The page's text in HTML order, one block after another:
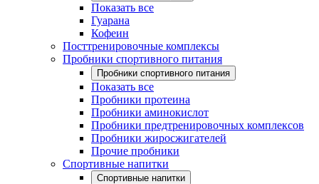
Показать все
Гуарана
Кофеин
Посттренировочные комплексы
Пробники спортивного питания
Пробники спортивного питания
Показать все
Пробники протеина
Пробники аминокислот
Пробники предтренировочных комплексов
Пробники жиросжигателей
Прочие пробники
Спортивные напитки
Спортивные напитки